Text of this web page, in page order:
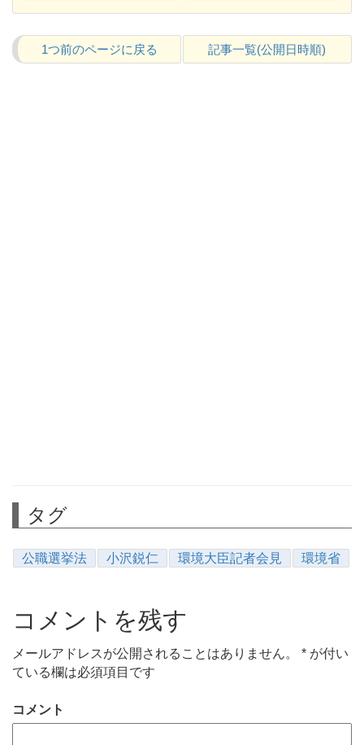
1つ前のページに戻る 記事一覧(公開日時順)
タグ
公職選挙法 小沢鋭仁 環境大臣記者会見 環境省
コメントを残す
メールアドレスが公開されることはありません。 * が付い
ている欄は必須項目です
コメント